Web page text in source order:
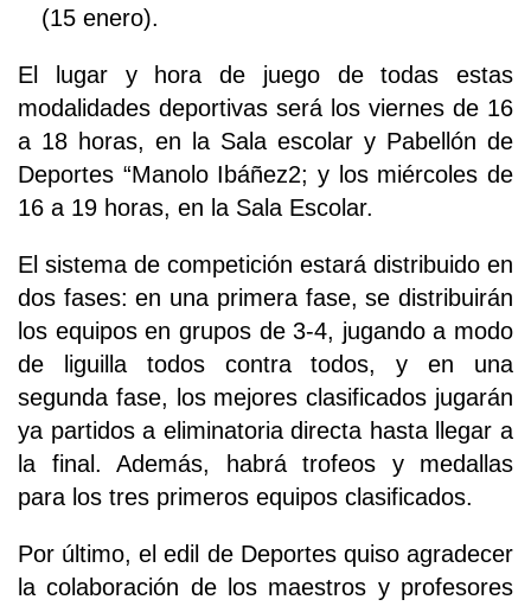
(15 enero).
El lugar y hora de juego de todas estas
modalidades deportivas será los viernes de 16
a 18 horas, en la Sala escolar y Pabellón de
Deportes “Manolo Ibáñez2; y los miércoles de
16 a 19 horas, en la Sala Escolar.
El sistema de competición estará distribuido en
dos fases: en una primera fase, se distribuirán
los equipos en grupos de 3-4, jugando a modo
de liguilla todos contra todos, y en una
segunda fase, los mejores clasificados jugarán
ya partidos a eliminatoria directa hasta llegar a
la final. Además, habrá trofeos y medallas
para los tres primeros equipos clasificados.
Por último, el edil de Deportes quiso agradecer
la colaboración de los maestros y profesores